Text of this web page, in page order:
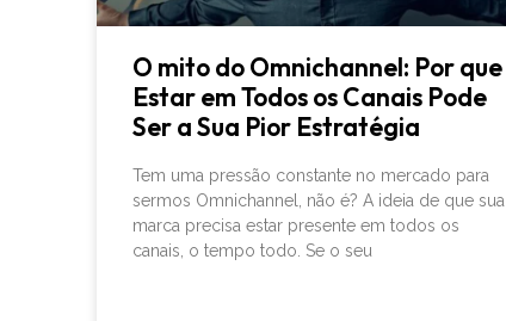
O mito do Omnichannel: Por que
Estar em Todos os Canais Pode
Ser a Sua Pior Estratégia
Tem uma pressão constante no mercado para
sermos Omnichannel, não é? A ideia de que sua
marca precisa estar presente em todos os
canais, o tempo todo. Se o seu